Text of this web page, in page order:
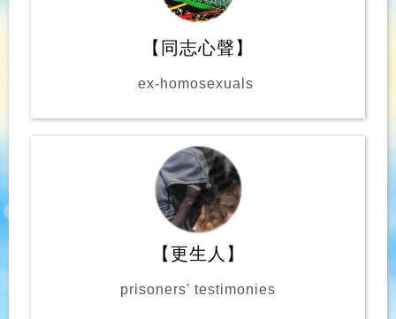
【同志心聲】
ex-homosexuals
【更生人】
prisoners' testimonies